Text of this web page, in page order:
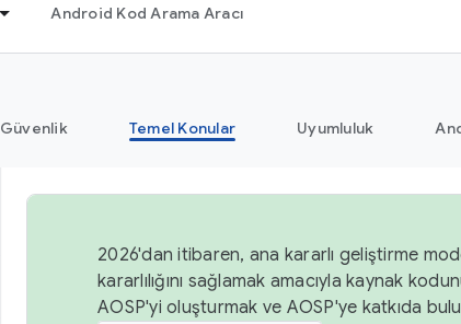
Android Kod Arama Aracı
Güvenlik Temel Konular Uyumluluk
2026'dan itibaren, ana kararlı geliştirme
kararlılığını sağlamak amacıyla kaynak
AOSP'yi oluşturmak ve AOSP'ye katkıda